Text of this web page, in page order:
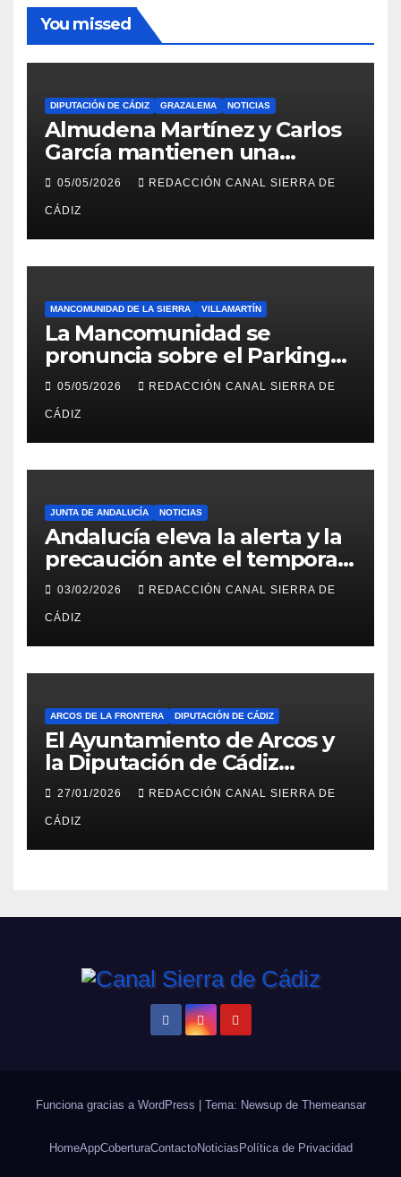
You missed
DIPUTACIÓN DE CÁDIZ GRAZALEMA NOTICIAS
Almudena Martínez y Carlos
García mantienen una
reunión en el Palacio
Provincial
05/05/2026 REDACCIÓN CANAL SIERRA DE
CÁDIZ
MANCOMUNIDAD DE LA SIERRA VILLAMARTÍN
La Mancomunidad se
pronuncia sobre el Parking
del Hospital de Villamartín
05/05/2026 REDACCIÓN CANAL SIERRA DE
CÁDIZ
JUNTA DE ANDALUCÍA NOTICIAS
Andalucía eleva la alerta y la
precaución ante el temporal:
colegios cerrados y la UME en
preaviso
03/02/2026 REDACCIÓN CANAL SIERRA DE
CÁDIZ
ARCOS DE LA FRONTERA DIPUTACIÓN DE CÁDIZ
El Ayuntamiento de Arcos y
la Diputación de Cádiz
impulsan la rehabilitación del
edificio anexo al Castillo con
la redacción del proyecto
27/01/2026 REDACCIÓN CANAL SIERRA DE
CÁDIZ
Funciona gracias a WordPress | Tema: Newsup de Themeansar
HomeAppCoberturaContactoNoticias Política de Privacidad